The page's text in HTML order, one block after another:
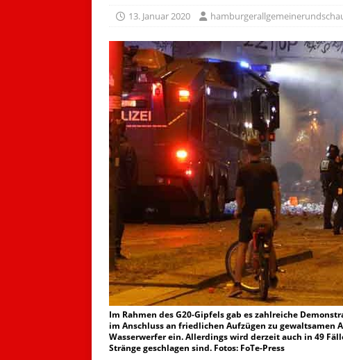
13. Januar 2020
Im Rahmen des G20-Gipfels gab es zahlreiche
im Anschluss an friedlichen Aufzügen zu gewaltsamen
Wasserwerfer ein. Allerdings wird derzeit auch in 49
Stränge geschlagen sind. Fotos: FoTe-Press